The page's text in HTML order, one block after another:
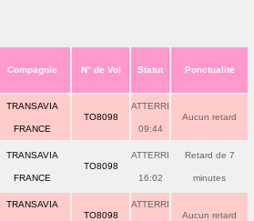
Compagnie N° de Vol Statut Ponctualité
TRANSAVIA
FRANCE
TO8098
ATTERRI
09:44
Aucun retard
TRANSAVIA
FRANCE
TO8098
ATTERRI
16:02
Retard de 7
minutes
TRANSAVIA
TO8098
ATTERRI
Aucun retard